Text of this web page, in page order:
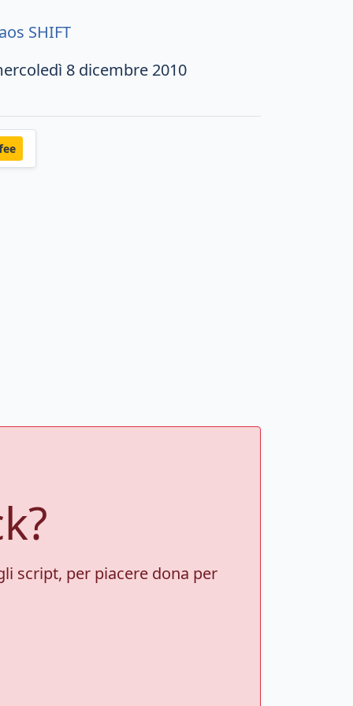
SHIFT
8 dicembre 2010
script, per piacere dona per